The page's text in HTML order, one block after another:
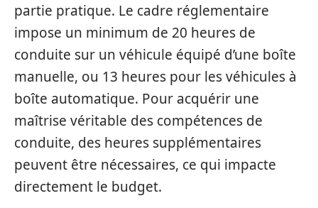
partie pratique. Le cadre réglementaire
impose un minimum de 20 heures de
conduite sur un véhicule équipé d’une boîte
manuelle, ou 13 heures pour les véhicules à
boîte automatique. Pour acquérir une
maîtrise véritable des compétences de
conduite, des heures supplémentaires
peuvent être nécessaires, ce qui impacte
directement le budget.